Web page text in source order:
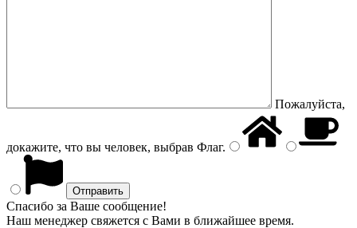
Пожалуйста,
докажите, что вы человек, выбрав Флаг.
Спасибо за Ваше сообщение!
Наш менеджер свяжется с Вами в ближайшее время.